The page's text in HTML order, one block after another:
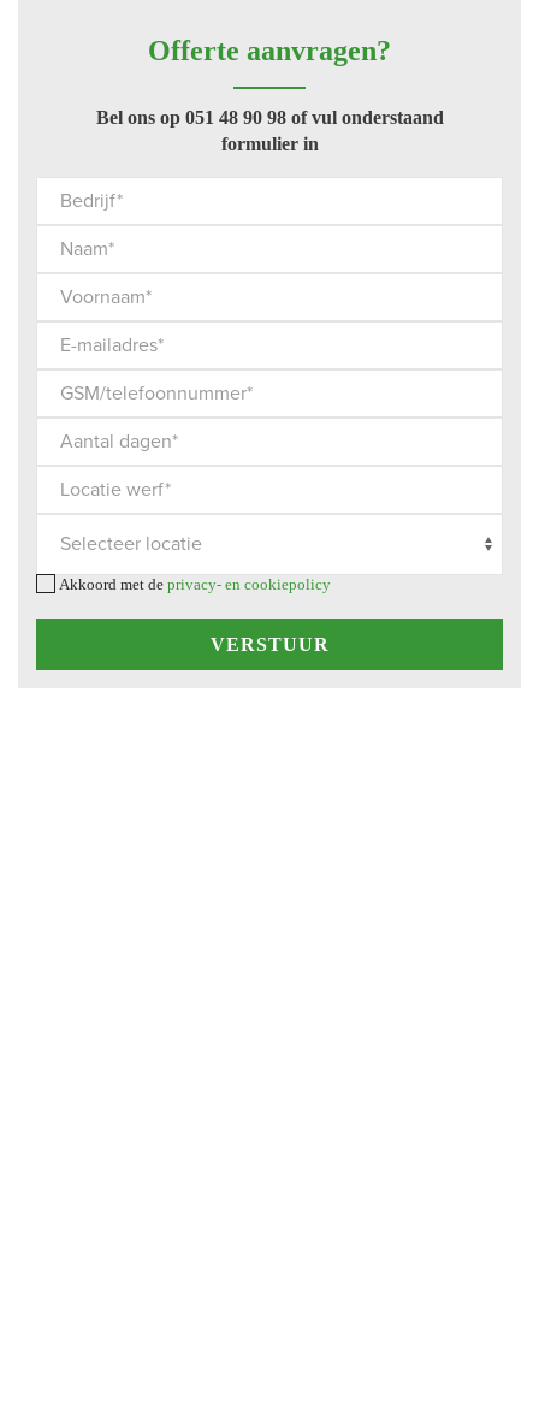
Offerte aanvragen?
Bel ons op 051 48 90 98 of vul onderstaand
formulier in
Akkoord met de privacy- en cookiepolicy
VERSTUUR